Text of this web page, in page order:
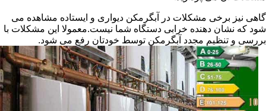
گاهی نیز برخی مشکلات در آبگرمکن دیواری و ایستاده مشاهده می
شود که نشان دهنده خرابی دستگاه شما نیست.معمولا این مشکلات با
بررسی و تنظیم مجدد آبگرمکن توسط خودتان رفع می شود.